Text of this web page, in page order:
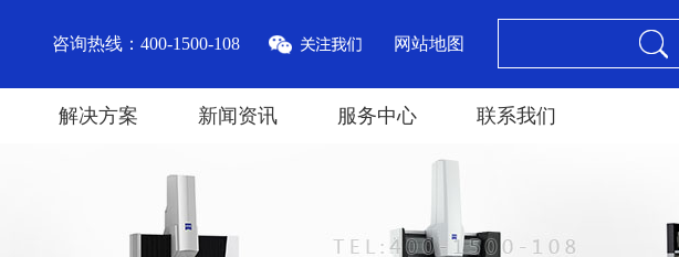
网站地图
咨询热线：400-1500-108
解决方案 新闻资讯 服务中心 联系我们